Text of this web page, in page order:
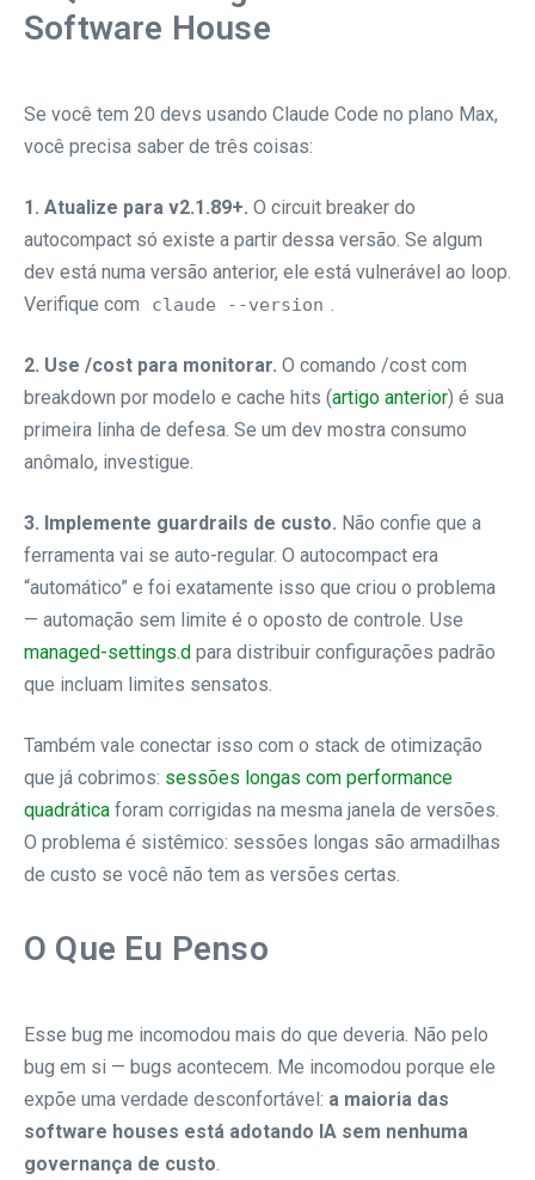
Software House
Se você tem 20 devs usando Claude Code no plano Max,
você precisa saber de três coisas:
1. Atualize para v2.1.89+. O circuit breaker do
autocompact só existe a partir dessa versão. Se algum
dev está numa versão anterior, ele está vulnerável ao loop.
Verifique com
claude --version .
2. Use /cost para monitorar. O comando /cost com
breakdown por modelo e cache hits (artigo anterior) é sua
primeira linha de defesa. Se um dev mostra consumo
anômalo, investigue.
3. Implemente guardrails de custo. Não confie que a
ferramenta vai se auto-regular. O autocompact era
“automático” e foi exatamente isso que criou o problema
— automação sem limite é o oposto de controle. Use
managed-settings.d para distribuir configurações padrão
que incluam limites sensatos.
Também vale conectar isso com o stack de otimização
que já cobrimos: sessões longas com performance
quadrática foram corrigidas na mesma janela de versões.
O problema é sistêmico: sessões longas são armadilhas
de custo se você não tem as versões certas.
O Que Eu Penso
Esse bug me incomodou mais do que deveria. Não pelo
bug em si — bugs acontecem. Me incomodou porque ele
expõe uma verdade desconfortável: a maioria das
software houses está adotando IA sem nenhuma
governança de custo.